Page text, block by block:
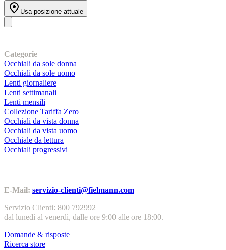
Usa posizione attuale
Categorie
Occhiali da sole donna
Occhiali da sole uomo
Lenti giornaliere
Lenti settimanali
Lenti mensili
Collezione Tariffa Zero
Occhiali da vista donna
Occhiali da vista uomo
Occhiale da lettura
Occhiali progressivi
E-Mail: servizio-clienti@fielmann.com
Servizio Clienti: 800 792992
dal lunedì al venerdì, dalle ore 9:00 alle ore 18:00.
Domande & risposte
Ricerca store